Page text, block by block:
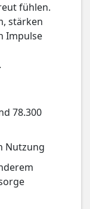
fühlen.
stärken
Impulse
78.300
Nutzung